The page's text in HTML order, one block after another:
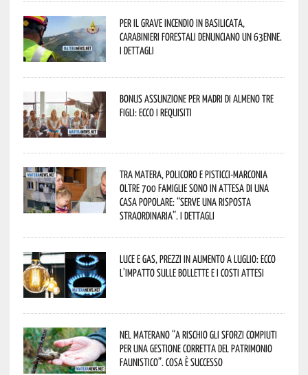
Per il grave incendio in Basilicata,
Carabinieri forestali denunciano un 63enne.
I dettagli
Bonus assunzione per madri di almeno tre
figli: ecco i requisiti
Tra Matera, Policoro e Pisticci-Marconia
oltre 700 famiglie sono in attesa di una
casa popolare: “serve una risposta
straordinaria”. I dettagli
Luce e gas, prezzi in aumento a luglio: ecco
l’impatto sulle bollette e i costi attesi
Nel materano “a rischio gli sforzi compiuti
per una gestione corretta del patrimonio
faunistico”. Cosa è successo